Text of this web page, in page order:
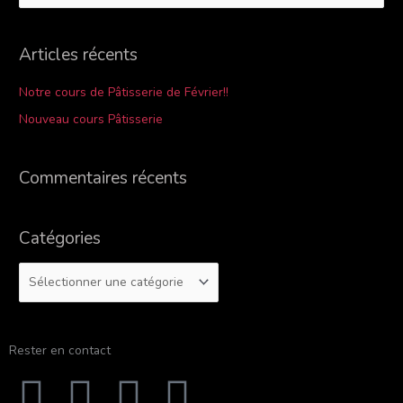
e
h
e
r
e
Articles récents
Notre cours de Pâtisserie de Février!!
Nouveau cours Pâtisserie
Commentaires récents
Catégories
Rester en contact